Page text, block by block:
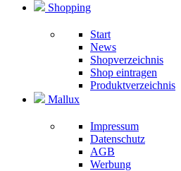
Shopping
Start
News
Shopverzeichnis
Shop eintragen
Produktverzeichnis
Mallux
Impressum
Datenschutz
AGB
Werbung